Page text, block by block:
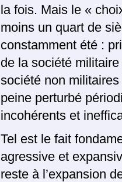
la fois. Mais le «
moins un quart de
constamment été :
de la société
société non
peine perturbé
incohérents et
Tel est le fait
agressive et
reste à l’expansion